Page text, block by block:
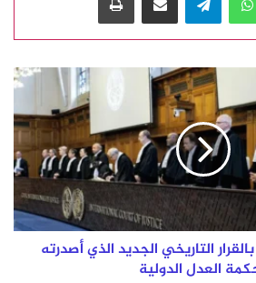
التاريخي الجديد الذي أصدرته
العدل الدولية